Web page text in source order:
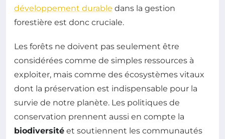
développement durable dans la gestion
forestière est donc cruciale.
Les forêts ne doivent pas seulement être
considérées comme de simples ressources à
exploiter, mais comme des écosystèmes vitaux
dont la préservation est indispensable pour la
survie de notre planète. Les politiques de
conservation prennent aussi en compte la
biodiversité et soutiennent les communautés